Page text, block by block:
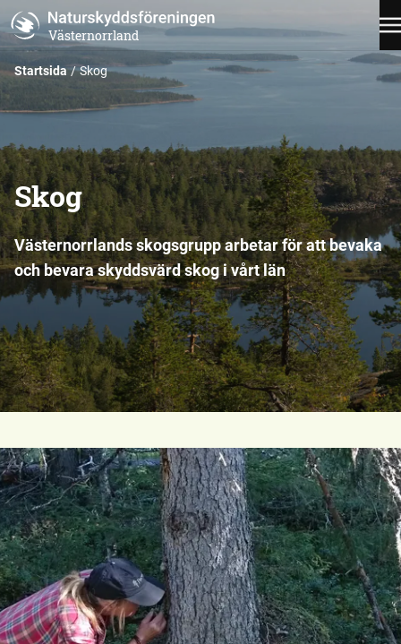
Västernorrland
Startsida Skog
Skog
Västernorrlands skogsgrupp arbetar för att bevaka
och bevara skyddsvärd skog i vårt län